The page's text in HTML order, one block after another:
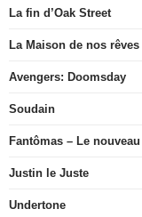
La fin d’Oak Street
La Maison de nos rêves
Avengers: Doomsday
Soudain
Fantômas – Le
Justin le Juste
Undertone